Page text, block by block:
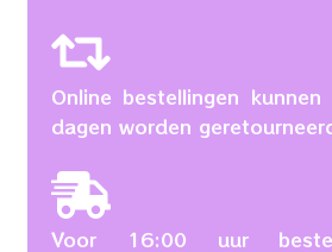
Online bestellingen
dagen worden
Voor 16:00 uur